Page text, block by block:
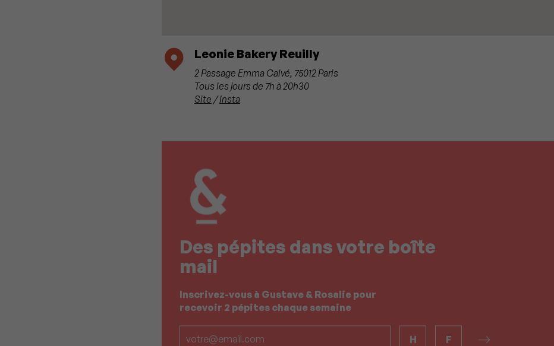
Leonie Bakery Reuilly
2 Passage Emma Calvé, 75012 Paris
Tous les jours de 7h à 20h30
Site /Insta
Des pépites dans votre boîte
mail
Inscrivez-vous à Gustave & Rosalie pour
recevoir 2 pépites chaque semaine
H F